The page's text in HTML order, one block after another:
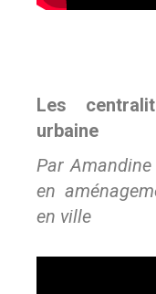
Les
urbaine
Par
en
en ville